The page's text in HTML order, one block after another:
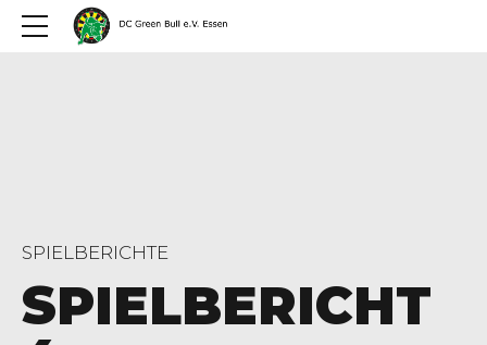
SPIELBERICHTE
SPIELBERICHT